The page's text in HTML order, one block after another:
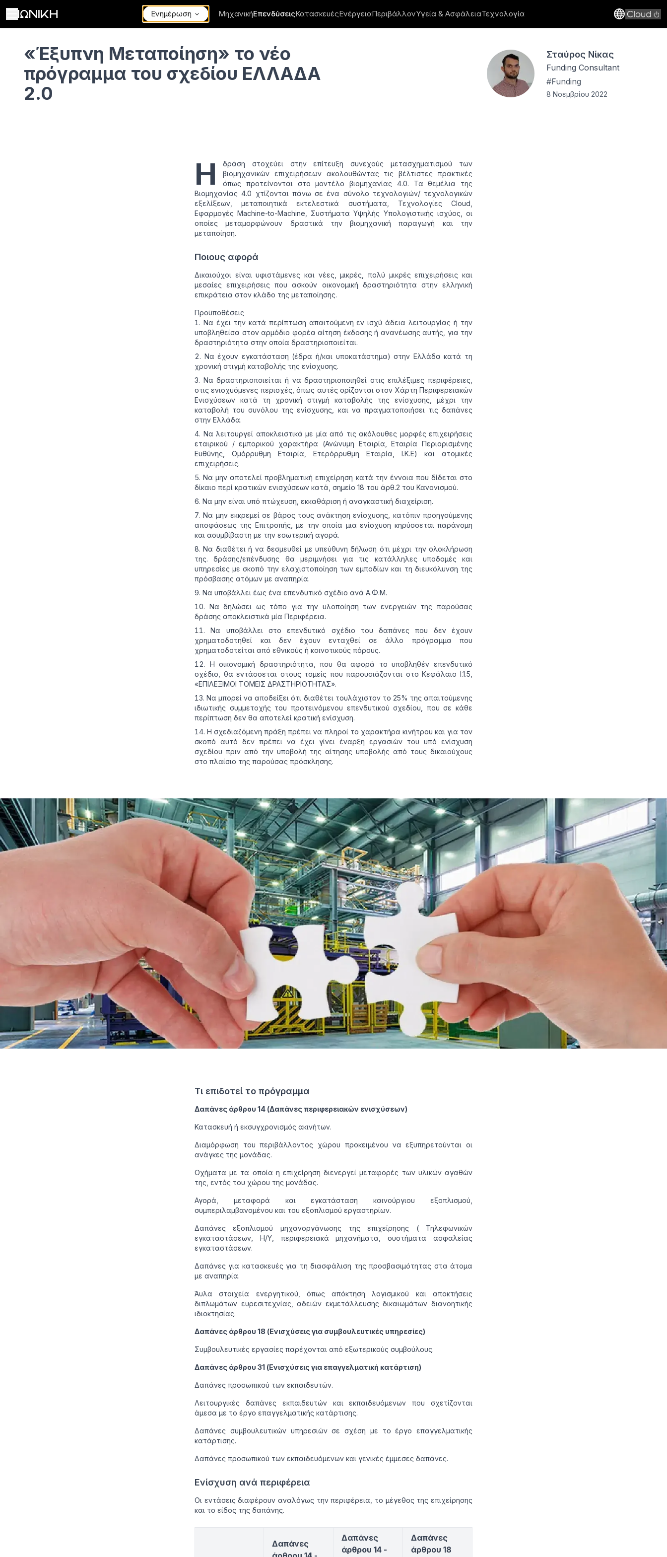
Ενημέρωση ΜηχανικήΕπενδύσειςΚατασκευέςΕνέργειαΠεριβάλλονΥγεία & ΑσφάλειαΤεχνολογία
«Έξυπνη Μεταποίηση» το νέο
πρόγραμμα του σχεδίου ΕΛΛΑΔΑ
2.0
Σταύρος Νίκας
Funding Consultant
#Funding
8 Νοεμβρίου 2022
Η
δράση στοχεύει στην επίτευξη συνεχούς μετασχηματισμού των
βιομηχανικών επιχειρήσεων ακολουθώντας τις βέλτιστες πρακτικές
όπως προτείνονται στο μοντέλο βιομηχανίας 4.0. Τα θεμέλια της
Βιομηχανίας 4.0 χτίζονται πάνω σε ένα σύνολο τεχνολογιών/ τεχνολογικών
εξελίξεων, μεταποιητικά εκτελεστικά συστήματα, Τεχνολογίες Cloud,
Εφαρμογές Machine-to-Machine, Συστήματα Υψηλής Υπολογιστικής ισχύος, οι
οποίες μεταμορφώνουν δραστικά την βιομηχανική παραγωγή και την
μεταποίηση.
Ποιους αφορά
Δικαιούχοι είναι υφιστάμενες και νέες, μικρές, πολύ μικρές επιχειρήσεις και
μεσαίες επιχειρήσεις που ασκούν οικονομική δραστηριότητα στην ελληνική
επικράτεια στον κλάδο της μεταποίησης.
Προϋποθέσεις
Να έχει την κατά περίπτωση απαιτούμενη εν ισχύ άδεια λειτουργίας ή την
υποβληθείσα στον αρμόδιο φορέα αίτηση έκδοσης ή ανανέωσης αυτής, για την
δραστηριότητα στην οποία δραστηριοποιείται.
Να έχουν εγκατάσταση (έδρα ή/και υποκατάστημα) στην Ελλάδα κατά τη
χρονική στιγμή καταβολής της ενίσχυσης.
Να δραστηριοποιείται ή να δραστηριοποιηθεί στις επιλέξιμες περιφέρειες,
στις ενισχυόμενες περιοχές, όπως αυτές ορίζονται στον Χάρτη Περιφερειακών
Ενισχύσεων κατά τη χρονική στιγμή καταβολής της ενίσχυσης, μέχρι την
καταβολή του συνόλου της ενίσχυσης, και να πραγματοποιήσει τις δαπάνες
στην Ελλάδα.
Να λειτουργεί αποκλειστικά με μία από τις ακόλουθες μορφές επιχειρήσεις
εταιρικού / εμπορικού χαρακτήρα (Ανώνυμη Εταιρία, Εταιρία Περιορισμένης
Ευθύνης, Ομόρρυθμη Εταιρία, Ετερόρρυθμη Εταιρία, Ι.Κ.Ε) και ατομικές
επιχειρήσεις.
Να μην αποτελεί προβληματική επιχείρηση κατά την έννοια που δίδεται στο
δίκαιο περί κρατικών ενισχύσεων κατά, σημείο 18 του άρθ.2 του Κανονισμού.
Να μην είναι υπό πτώχευση, εκκαθάριση ή αναγκαστική διαχείριση.
Να μην εκκρεμεί σε βάρος τους ανάκτηση ενίσχυσης, κατόπιν προηγούμενης
αποφάσεως της Επιτροπής, με την οποία μια ενίσχυση κηρύσσεται παράνομη
και ασυμβίβαστη με την εσωτερική αγορά.
Να διαθέτει ή να δεσμευθεί με υπεύθυνη δήλωση ότι μέχρι την ολοκλήρωση
της. δράσης/επένδυσης θα μεριμνήσει για τις κατάλληλες υποδομές και
υπηρεσίες με σκοπό την ελαχιστοποίηση των εμποδίων και τη διευκόλυνση της
πρόσβασης ατόμων με αναπηρία.
Να υποβάλλει έως ένα επενδυτικό σχέδιο ανά Α.Φ.Μ.
Να δηλώσει ως τόπο για την υλοποίηση των ενεργειών της παρούσας
δράσης αποκλειστικά μία Περιφέρεια.
Να υποβάλλει στο επενδυτικό σχέδιο του δαπάνες που δεν έχουν
χρηματοδοτηθεί και δεν έχουν ενταχθεί σε άλλο πρόγραμμα που
χρηματοδοτείται από εθνικούς ή κοινοτικούς πόρους.
Η οικονομική δραστηριότητα, που θα αφορά το υποβληθέν επενδυτικό
σχέδιο, θα εντάσσεται στους τομείς που παρουσιάζονται στο Κεφάλαιο Ι.1.5,
«ΕΠΙΛΕΞΙΜΟΙ ΤΟΜΕΙΣ ΔΡΑΣΤΗΡΙΟΤΗΤΑΣ».
Να μπορεί να αποδείξει ότι διαθέτει τουλάχιστον το 25% της απαιτούμενης
ιδιωτικής συμμετοχής του προτεινόμενου επενδυτικού σχεδίου, που σε κάθε
περίπτωση δεν θα αποτελεί κρατική ενίσχυση.
Η σχεδιαζόμενη πράξη πρέπει να πληροί το χαρακτήρα κινήτρου και για τον
σκοπό αυτό δεν πρέπει να έχει γίνει έναρξη εργασιών του υπό ενίσχυση
σχεδίου πριν από την υποβολή της αίτησης υποβολής από τους δικαιούχους
στο πλαίσιο της παρούσας πρόσκλησης.
Τι επιδοτεί το πρόγραμμα
Δαπάνες άρθρου 14 (Δαπάνες περιφερειακών ενισχύσεων)
Κατασκευή ή εκσυγχρονισμός ακινήτων.
Διαμόρφωση του περιβάλλοντος χώρου προκειμένου να εξυπηρετούνται οι
ανάγκες της μονάδας.
Οχήματα με τα οποία η επιχείρηση διενεργεί μεταφορές των υλικών αγαθών
της, εντός του χώρου της μονάδας.
Αγορά, μεταφορά και εγκατάσταση καινούργιου εξοπλισμού,
συμπεριλαμβανομένου και του εξοπλισμού εργαστηρίων.
Δαπάνες εξοπλισμού μηχανοργάνωσης της επιχείρησης ( Τηλεφωνικών
εγκαταστάσεων, Η/Υ, περιφερειακά μηχανήματα, συστήματα ασφαλείας
εγκαταστάσεων.
Δαπάνες για κατασκευές για τη διασφάλιση της προσβασιμότητας στα άτομα
με αναπηρία.
Άυλα στοιχεία ενεργητικού, όπως απόκτηση λογισμικού και αποκτήσεις
διπλωμάτων ευρεσιτεχνίας, αδειών εκμετάλλευσης δικαιωμάτων διανοητικής
ιδιοκτησίας.
Δαπάνες άρθρου 18 (Ενισχύσεις για συμβουλευτικές υπηρεσίες)
Συμβουλευτικές εργασίες παρέχονται από εξωτερικούς συμβούλους.
Δαπάνες άρθρου 31 (Ενισχύσεις για επαγγελματική κατάρτιση)
Δαπάνες προσωπικού των εκπαιδευτών.
Λειτουργικές δαπάνες εκπαιδευτών και εκπαιδευόμενων που σχετίζονται
άμεσα με το έργο επαγγελματικής κατάρτισης.
Δαπάνες συμβουλευτικών υπηρεσιών σε σχέση με το έργο επαγγελματικής
κατάρτισης.
Δαπάνες προσωπικού των εκπαιδευόμενων και γενικές έμμεσες δαπάνες.
Ενίσχυση ανά περιφέρεια
Οι εντάσεις διαφέρουν αναλόγως την περιφέρεια, το μέγεθος της επιχείρησης
και το είδος της δαπάνης.
Δαπάνες
Δαπάνες
άρθρου 14 -
Δαπάνες
άρθρου 18